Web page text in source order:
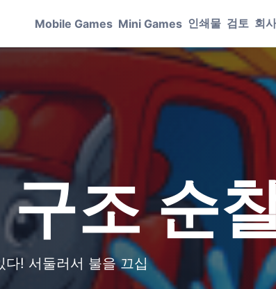
Mobile Games Mini Games 인쇄물 검토 회
조 순
다! 서둘러서 불을 끄십